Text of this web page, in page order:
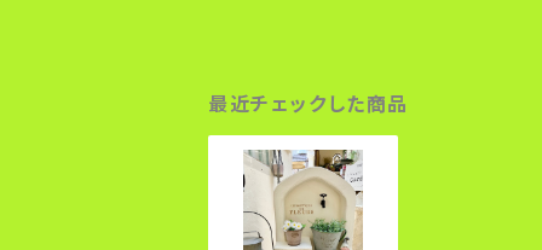
最近チェックした商品